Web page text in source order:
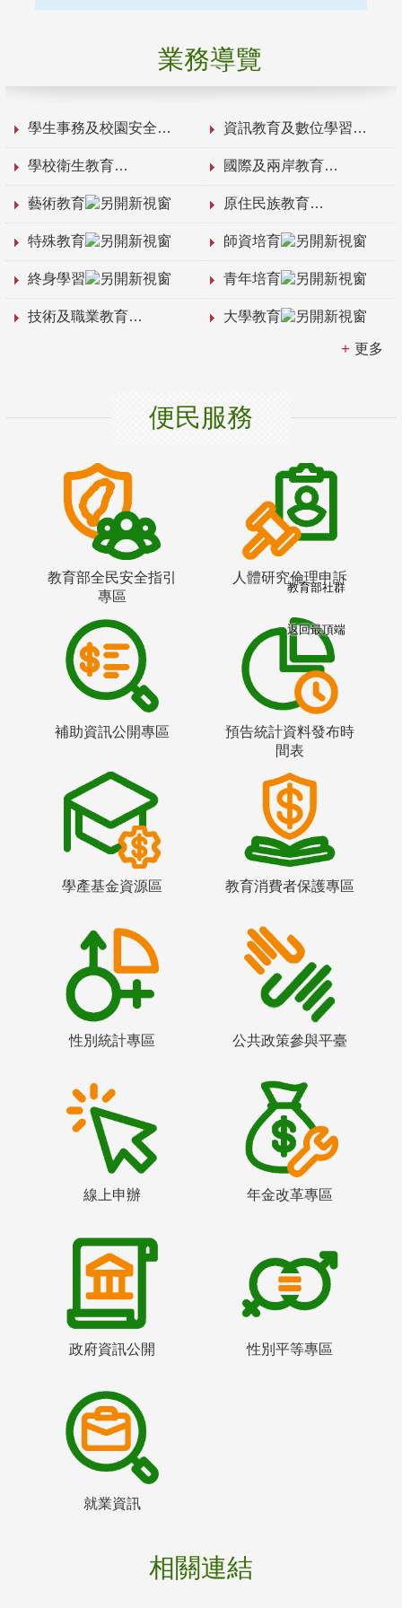
業務導覽
學生事務及校園安全 資訊教育及數位學習
學校衛生教育 國際及兩岸教育
藝術教育 原住民族教育
特殊教育 師資培育
終身學習 青年培育
技術及職業教育 大學教育
更多
便民服務
教育部全民安全指引
專區
人體研究倫理申訴
補助資訊公開專區
預告統計資料發布時
間表
學產基金資源區 教育消費者保護專區
性別統計專區 公共政策參與平臺
線上申辦 年金改革專區
政府資訊公開 性別平等專區
就業資訊
相關連結
教育部社群
返回最頂端